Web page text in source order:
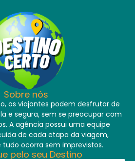
Sobre nós
os viajantes podem desfrutar de
e segura, sem se preocupar com
A agência possui uma equipe
de cada etapa da viagem,
ocorra sem imprevistos.
pelo seu Destino